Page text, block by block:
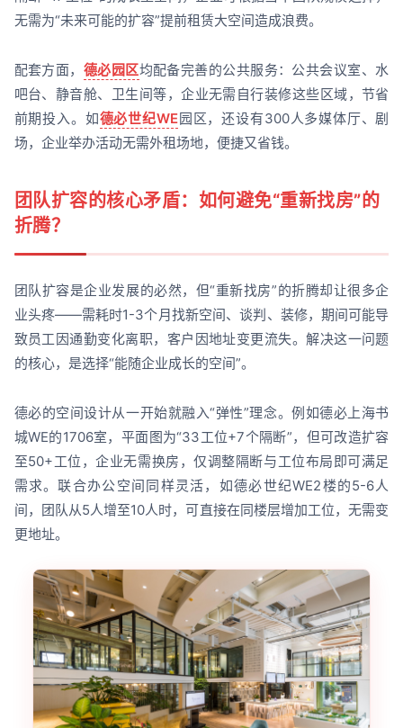
无需为“未来可能的扩容”提前租赁大空间造成浪费。
配套方面， 德必园区均配备完善的公共服务：公共会议室、水
吧台、静音舱、卫生间等，企业无需自行装修这些区域，节省
前期投入。如德必世纪WE园区，还设有300人多媒体厅、剧
场，企业举办活动无需外租场地，便捷又省钱。
团队扩容的核心矛盾：如何避免“重新找房”的
折腾？
团队扩容是企业发展的必然，但“重新找房”的折腾却让很多企
业头疼——需耗时1-3个月找新空间、谈判、装修，期间可能导
致员工因通勤变化离职，客户因地址变更流失。解决这一问题
的核心，是选择“能随企业成长的空间”。
德必的空间设计从一开始就融入“弹性”理念。例如德必上海书
城WE的1706室，平面图为“33工位+7个隔断”，但可改造扩容
至50+工位，企业无需换房，仅调整隔断与工位布局即可满足
需求。联合办公空间同样灵活，如德必世纪WE2楼的5-6人
间，团队从5人增至10人时，可直接在同楼层增加工位，无需变
更地址。